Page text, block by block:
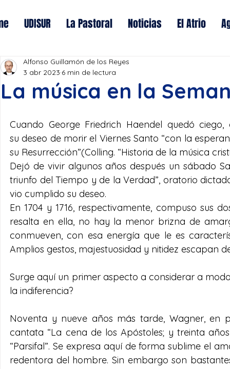
UDISUR La Pastoral Noticias El Atrio
La música en la
Alfonso Guillamón de los Reyes
3 abr 2023 6 min de lectura
Cuando George Friedrich Haendel quedó
su deseo de morir el Viernes Santo “con la
su Resurrección”(Colling. “Historia de la música
Dejó de vivir algunos años después un sábado
triunfo del Tiempo y de la Verdad”, oratorio
vio cumplido su deseo.
En 1704 y 1716, respectivamente, compuso sus
resalta en ella, no hay la menor brizna de
conmueven, con esa energía que le es
Amplios gestos, majestuosidad y nitidez escapan
Surge aquí un primer aspecto a considerar a
la indiferencia?
Noventa y nueve años más tarde, Wagner, en
cantata “La cena de los Apóstoles; y treinta
“Parsifal”. Se expresa aquí de forma sublime el
redentora del hombre. Sin embargo son